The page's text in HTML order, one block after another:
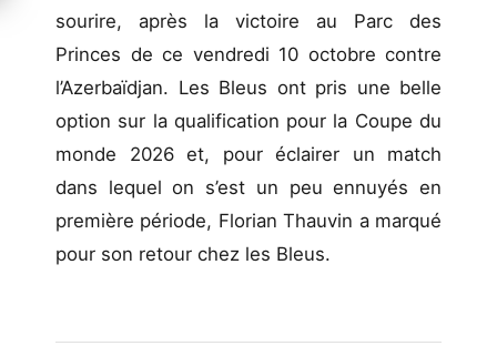
sourire, après la victoire au Parc des
Princes de ce vendredi 10 octobre contre
l’Azerbaïdjan. Les Bleus ont pris une belle
option sur la qualification pour la Coupe du
monde 2026 et, pour éclairer un match
dans lequel on s’est un peu ennuyés en
première période, Florian Thauvin a marqué
pour son retour chez les Bleus.